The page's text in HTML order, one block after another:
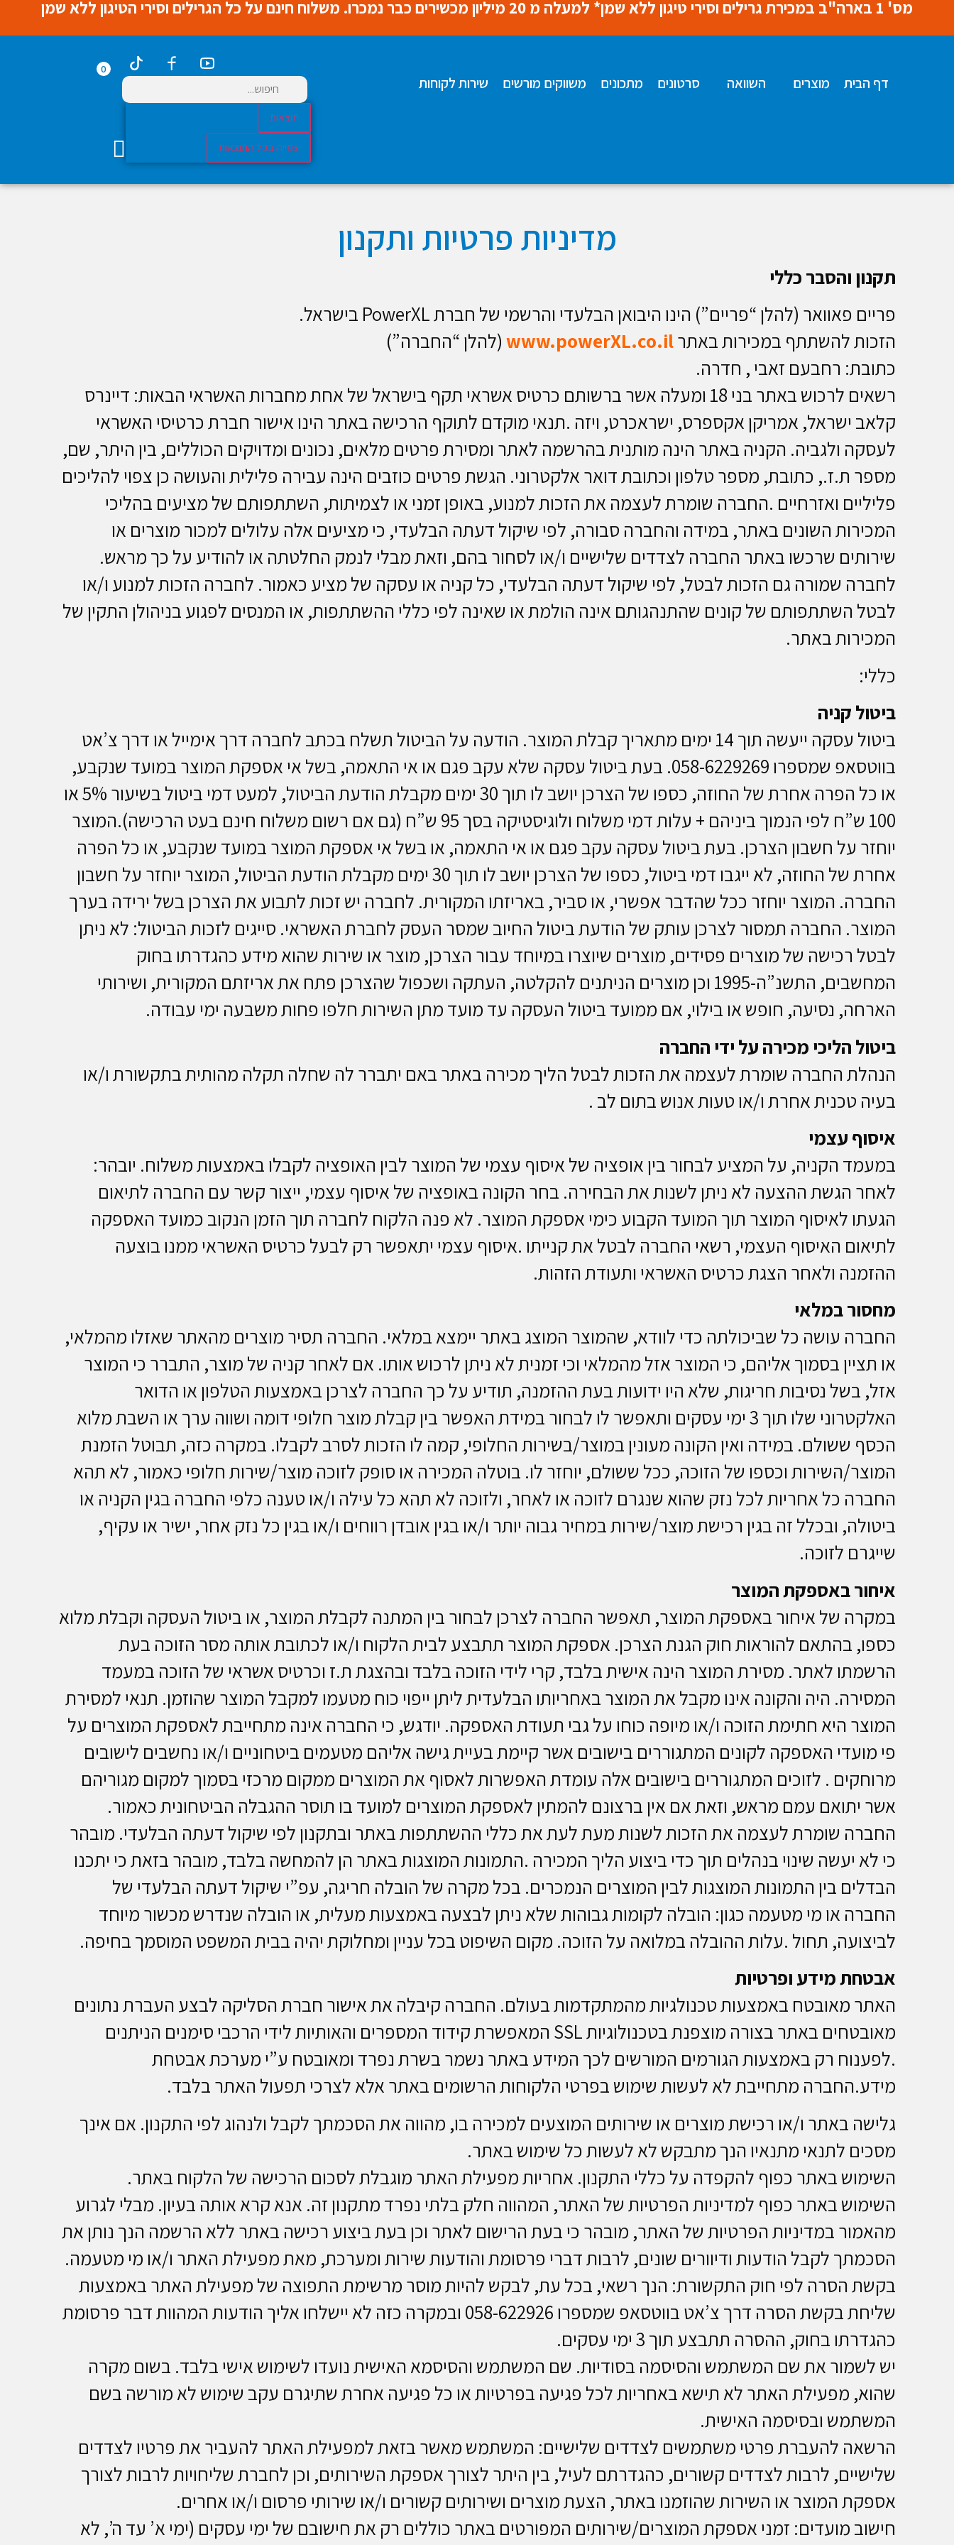
מס' 1 בארה"ב במכירת גרילים וסירי טיגון ללא שמן* למעלה מ 20 מיליון מכשירים כבר נמכרו. משלוח חינם על כל הגרילים וסירי הטיגון ללא שמן
דף הבית מוצרים השוואה סרטונים מתכונים משווקים מורשים שירות לקוחות
תוצאות
צפייה בכל התוצאות
0
מדיניות פרטיות ותקנון
תקנון והסבר כללי
פריים פאוואר (להלן “פריים”) הינו היבואן הבלעדי והרשמי של חברת PowerXL בישראל.
הזכות להשתתף במכירות באתרwww.powerXL.co.il(להלן “החברה”)
כתובת: רחבעם זאבי , חדרה.
רשאים לרכוש באתר בני 18 ומעלה אשר ברשותם כרטיס אשראי תקף בישראל של אחת מחברות האשראי הבאות: דיינרס
קלאב ישראל, אמריקן אקספרס, ישראכרט, ויזה .תנאי מוקדם לתוקף הרכישה באתר הינו אישור חברת כרטיסי האשראי
לעסקה ולגביה. הקניה באתר הינה מותנית בהרשמה לאתר ומסירת פרטים מלאים, נכונים ומדויקים הכוללים, בין היתר, שם,
מספר ת.ז., כתובת, מספר טלפון וכתובת דואר אלקטרוני. הגשת פרטים כוזבים הינה עבירה פלילית והעושה כן צפוי להליכים
פליליים ואזרחיים .החברה שומרת לעצמה את הזכות למנוע, באופן זמני או לצמיתות, השתתפותם של מציעים בהליכי
המכירות השונים באתר, במידה והחברה סבורה, לפי שיקול דעתה הבלעדי, כי מציעים אלה עלולים למכור מוצרים או
שירותים שרכשו באתר החברה לצדדים שלישיים ו/או לסחור בהם, וזאת מבלי לנמק החלטתה או להודיע על כך מראש.
לחברה שמורה גם הזכות לבטל, לפי שיקול דעתה הבלעדי, כל קניה או עסקה של מציע כאמור. לחברה הזכות למנוע ו/או
לבטל השתתפותם של קונים שהתנהגותם אינה הולמת או שאינה לפי כללי ההשתתפות, או המנסים לפגוע בניהולן התקין של
המכירות באתר.
כללי:
ביטול קניה
ביטול עסקה ייעשה תוך 14 ימים מתאריך קבלת המוצר. הודעה על הביטול תשלח בכתב לחברה דרך אימייל או דרך צ’אט
בווטסאפ שמספרו 058-6229269. בעת ביטול עסקה שלא עקב פגם או אי התאמה, בשל אי אספקת המוצר במועד שנקבע,
או כל הפרה אחרת של החוזה, כספו של הצרכן יושב לו תוך 30 ימים מקבלת הודעת הביטול, למעט דמי ביטול בשיעור 5% או
100 ש”ח לפי הנמוך ביניהם + עלות דמי משלוח ולוגיסטיקה בסך 95 ש”ח (גם אם רשום משלוח חינם בעט הרכישה).המוצר
יוחזר על חשבון הצרכן. בעת ביטול עסקה עקב פגם או אי התאמה, או בשל אי אספקת המוצר במועד שנקבע, או כל הפרה
אחרת של החוזה, לא ייגבו דמי ביטול, כספו של הצרכן יושב לו תוך 30 ימים מקבלת הודעת הביטול, המוצר יוחזר על חשבון
החברה. המוצר יוחזר ככל שהדבר אפשרי, או סביר, באריזתו המקורית. לחברה יש זכות לתבוע את הצרכן בשל ירידה בערך
המוצר. החברה תמסור לצרכן עותק של הודעת ביטול החיוב שמסר העסק לחברת האשראי. סייגים לזכות הביטול: לא ניתן
לבטל רכישה של מוצרים פסידים, מוצרים שיוצרו במיוחד עבור הצרכן, מוצר או שירות שהוא מידע כהגדרתו בחוק
המחשבים, התשנ”ה-1995 וכן מוצרים הניתנים להקלטה, העתקה ושכפול שהצרכן פתח את אריזתם המקורית, ושירותי
הארחה, נסיעה, חופש או בילוי, אם ממועד ביטול העסקה עד מועד מתן השירות חלפו פחות משבעה ימי עבודה.
ביטול הליכי מכירה על ידי החברה
הנהלת החברה שומרת לעצמה את הזכות לבטל הליך מכירה באתר באם יתברר לה שחלה תקלה מהותית בתקשורת ו/או
בעיה טכנית אחרת ו/או טעות אנוש בתום לב .
איסוף עצמי
במעמד הקניה, על המציע לבחור בין אופציה של איסוף עצמי של המוצר לבין האופציה לקבלו באמצעות משלוח. יובהר:
לאחר הגשת ההצעה לא ניתן לשנות את הבחירה. בחר הקונה באופציה של איסוף עצמי, ייצור קשר עם החברה לתיאום
הגעתו לאיסוף המוצר תוך המועד הקבוע כימי אספקת המוצר. לא פנה הלקוח לחברה תוך הזמן הנקוב כמועד האספקה
לתיאום האיסוף העצמי, רשאי החברה לבטל את קנייתו .איסוף עצמי יתאפשר רק לבעל כרטיס האשראי ממנו בוצעה
ההזמנה ולאחר הצגת כרטיס האשראי ותעודת הזהות.
מחסור במלאי
החברה עושה כל שביכולתה כדי לוודא, שהמוצר המוצג באתר יימצא במלאי. החברה תסיר מוצרים מהאתר שאזלו מהמלאי,
או תציין בסמוך אליהם, כי המוצר אזל מהמלאי וכי זמנית לא ניתן לרכוש אותו. אם לאחר קניה של מוצר, התברר כי המוצר
אזל, בשל נסיבות חריגות, שלא היו ידועות בעת ההזמנה, תודיע על כך החברה לצרכן באמצעות הטלפון או הדואר
האלקטרוני שלו תוך 3 ימי עסקים ותאפשר לו לבחור במידת האפשר בין קבלת מוצר חלופי דומה ושווה ערך או השבת מלוא
הכסף ששולם. במידה ואין הקונה מעונין במוצר/בשירות החלופי, קמה לו הזכות לסרב לקבלו. במקרה כזה, תבוטל הזמנת
המוצר/השירות וכספו של הזוכה, ככל ששולם, יוחזר לו. בוטלה המכירה או סופק לזוכה מוצר/שירות חלופי כאמור, לא תהא
החברה כל אחריות לכל נזק שהוא שנגרם לזוכה או לאחר, ולזוכה לא תהא כל עילה ו/או טענה כלפי החברה בגין הקניה או
ביטולה, ובכלל זה בגין רכישת מוצר/שירות במחיר גבוה יותר ו/או בגין אובדן רווחים ו/או בגין כל נזק אחר, ישיר או עקיף,
שייגרם לזוכה.
איחור באספקת המוצר
במקרה של איחור באספקת המוצר, תאפשר החברה לצרכן לבחור בין המתנה לקבלת המוצר, או ביטול העסקה וקבלת מלוא
כספו, בהתאם להוראות חוק הגנת הצרכן. אספקת המוצר תתבצע לבית הלקוח ו/או לכתובת אותה מסר הזוכה בעת
הרשמתו לאתר. מסירת המוצר הינה אישית בלבד, קרי לידי הזוכה בלבד ובהצגת ת.ז וכרטיס אשראי של הזוכה במעמד
המסירה. היה והקונה אינו מקבל את המוצר באחריותו הבלעדית ליתן ייפוי כוח מטעמו למקבל המוצר שהוזמן. תנאי למסירת
המוצר היא חתימת הזוכה ו/או מיופה כוחו על גבי תעודת האספקה. יודגש, כי החברה אינה מתחייבת לאספקת המוצרים על
פי מועדי האספקה לקונים המתגוררים בישובים אשר קיימת בעיית גישה אליהם מטעמים ביטחוניים ו/או נחשבים לישובים
מרוחקים . לזוכים המתגוררים בישובים אלה עומדת האפשרות לאסוף את המוצרים ממקום מרכזי בסמוך למקום מגוריהם
אשר יתואם עמם מראש, וזאת אם אין ברצונם להמתין לאספקת המוצרים למועד בו תוסר ההגבלה הביטחונית כאמור.
החברה שומרת לעצמה את הזכות לשנות מעת לעת את כללי ההשתתפות באתר ובתקנון לפי שיקול דעתה הבלעדי. מובהר
כי לא יעשה שינוי בנהלים תוך כדי ביצוע הליך המכירה .התמונות המוצגות באתר הן להמחשה בלבד, מובהר בזאת כי יתכנו
הבדלים בין התמונות המוצגות לבין המוצרים הנמכרים. בכל מקרה של הובלה חריגה, עפ”י שיקול דעתה הבלעדי של
החברה או מי מטעמה כגון: הובלה לקומות גבוהות שלא ניתן לבצעה באמצעות מעלית, או הובלה שנדרש מכשור מיוחד
לביצועה, תחול .עלות ההובלה במלואה על הזוכה. מקום השיפוט בכל עניין ומחלוקת יהיה בבית המשפט המוסמך בחיפה.
אבטחת מידע ופרטיות
האתר מאובטח באמצעות טכנולגיות מהמתקדמות בעולם. החברה קיבלה את אישור חברת הסליקה לבצע העברת נתונים
מאובטחים באתר בצורה מוצפנת בטכנולוגיות SSL המאפשרת קידוד המספרים והאותיות לידי הרכבי סימנים הניתנים
.לפענוח רק באמצעות הגורמים המורשים לכך המידע באתר נשמר בשרת נפרד ומאובטח ע”י מערכת אבטחת
מידע.החברה מתחייבת לא לעשות שימוש בפרטי הלקוחות הרשומים באתר אלא לצרכי תפעול האתר בלבד.
גלישה באתר ו/או רכישת מוצרים או שירותים המוצעים למכירה בו, מהווה את הסכמתך לקבל ולנהוג לפי התקנון. אם אינך
מסכים לתנאי מתנאיו הנך מתבקש לא לעשות כל שימוש באתר.
השימוש באתר כפוף להקפדה על כללי התקנון. אחריות מפעילת האתר מוגבלת לסכום הרכישה של הלקוח באתר.
השימוש באתר כפוף למדיניות הפרטיות של האתר, המהווה חלק בלתי נפרד מתקנון זה. אנא קרא אותה בעיון. מבלי לגרוע
מהאמור במדיניות הפרטיות של האתר, מובהר כי בעת הרישום לאתר וכן בעת ביצוע רכישה באתר ללא הרשמה הנך נותן את
הסכמתך לקבל הודעות ודיוורים שונים, לרבות דברי פרסומת והודעות שירות ומערכת, מאת מפעילת האתר ו/או מי מטעמה.
בקשת הסרה לפי חוק התקשורת: הנך רשאי, בכל עת, לבקש להיות מוסר מרשימת התפוצה של מפעילת האתר באמצעות
שליחת בקשת הסרה דרך צ’אט בווטסאפ שמספרו 058-622926 ובמקרה כזה לא יישלחו אליך הודעות המהוות דבר פרסומת
כהגדרתו בחוק, ההסרה תתבצע תוך 3 ימי עסקים.
יש לשמור את שם המשתמש והסיסמה בסודיות. שם המשתמש והסיסמא האישית נועדו לשימוש אישי בלבד. בשום מקרה
שהוא, מפעילת האתר לא תישא באחריות לכל פגיעה בפרטיות או כל פגיעה אחרת שתיגרם עקב שימוש לא מורשה בשם
המשתמש ובסיסמה האישית.
הרשאה להעברת פרטי משתמשים לצדדים שלישיים: המשתמש מאשר בזאת למפעילת האתר להעביר את פרטיו לצדדים
שלישיים, לרבות לצדדים קשורים, כהגדרתם לעיל, בין היתר לצורך אספקת השירותים, וכן לחברת שליחויות לרבות לצורך
אספקת המוצר או השירות שהוזמנו באתר, הצעת מוצרים ושירותים קשורים ו/או שירותי פרסום ו/או אחרים.
חישוב מועדים: זמני אספקת המוצרים/שירותים המפורטים באתר כוללים רק את חישובם של ימי עסקים (ימי א’ עד ה’, לא